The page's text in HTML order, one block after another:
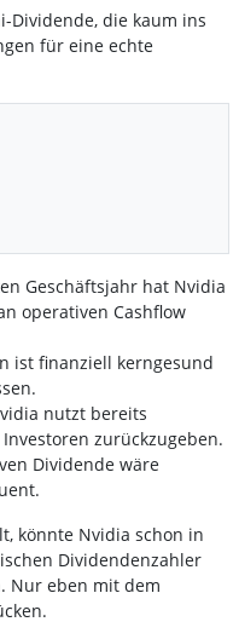
Dividende, die kaum ins
für eine echte
Geschäftsjahr hat Nvidia
operativen Cashflow
ist finanziell kerngesund
nutzt bereits
zurückzugeben.
Dividende wäre
könnte Nvidia schon in
Dividendenzahler
Nur eben mit dem